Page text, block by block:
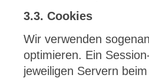
3.3. Cookies
Wir verwenden
optimieren. Ein
jeweiligen Servern